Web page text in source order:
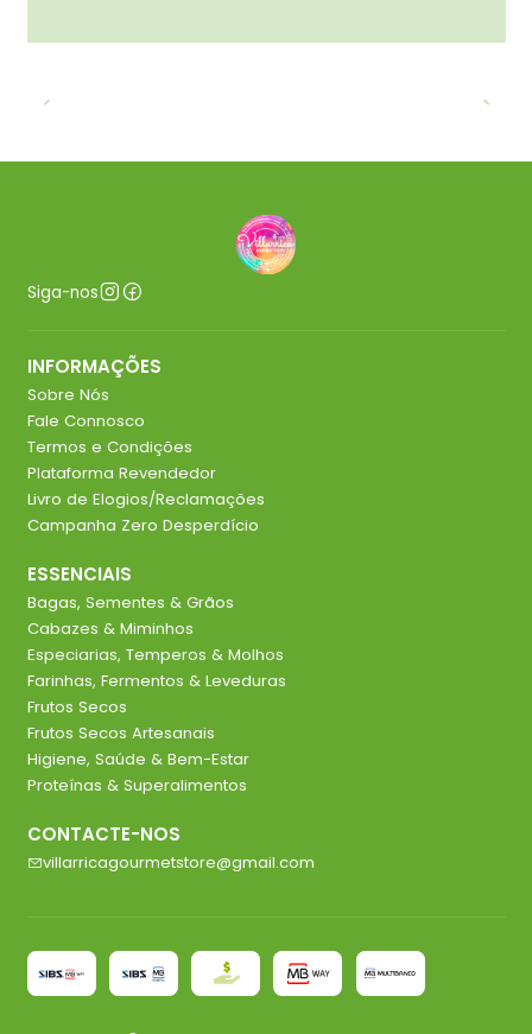
Siga-nos
INFORMAÇÕES
Sobre Nós
Fale Connosco
Termos e Condições
Plataforma Revendedor
Livro de Elogios/Reclamações
Campanha Zero Desperdício
ESSENCIAIS
Bagas, Sementes & Grãos
Cabazes & Miminhos
Especiarias, Temperos & Molhos
Farinhas, Fermentos & Leveduras
Frutos Secos
Frutos Secos Artesanais
Higiene, Saúde & Bem-Estar
Proteínas & Superalimentos
CONTACTE-NOS
villarricagourmetstore@gmail.com